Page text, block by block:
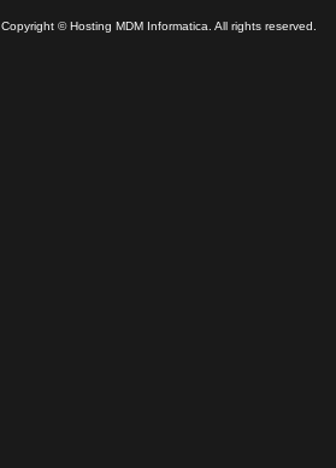
Copyright © Hosting MDM Informatica. All rights reserved.